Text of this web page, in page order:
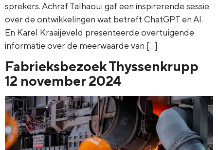
sprekers. Achraf Talhaoui gaf een inspirerende sessie
over de ontwikkelingen wat betreft ChatGPT en AI.
En Karel Kraaijeveld presenteerde overtuigende
informatie over de meerwaarde van […]
Fabrieksbezoek Thyssenkrupp
12 november 2024